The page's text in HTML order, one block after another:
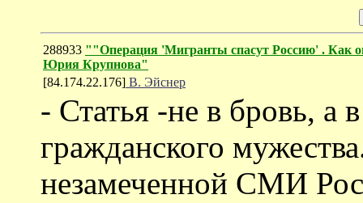
288933 ""Операция 'Мигранты спасут Россию' . Как
Юрия Крупнова"
[84.174.22.176] В. Эйснер
- Статья -не в бровь, а
гражданского
незамеченной СМИ